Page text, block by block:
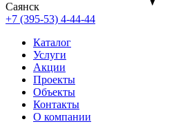
Саянск
+7 (395-53) 4-44-44
Каталог
Услуги
Акции
Проекты
Объекты
Контакты
О компании